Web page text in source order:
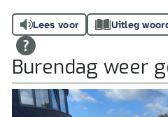
Lees voor Uitleg
Burendag weer